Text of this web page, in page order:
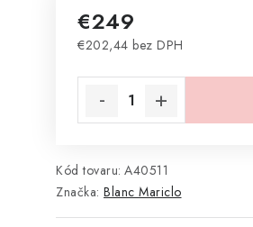
€249
€202,44 bez DPH
Kód tovaru: A40511
Značka: Blanc Mariclo